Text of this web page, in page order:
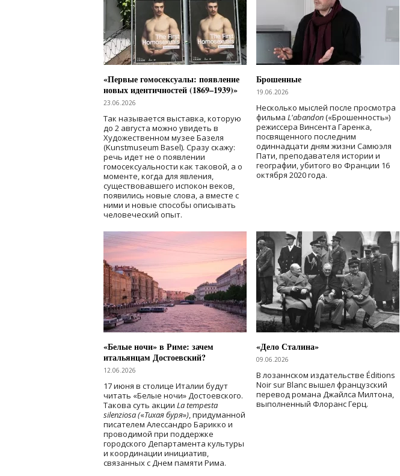
«Первые гомосексуалы: появление
новых идентичностей (1869–1939)»
23.06.2026
Так называется выставка, которую
до 2 августа можно увидеть в
Художественном музее Базеля
(Kunstmuseum Basel). Сразу скажу:
речь идет не о появлении
гомосексуальности как таковой, а о
моменте, когда для явления,
существовавшего испокон веков,
появились новые слова, а вместе с
ними и новые способы описывать
человеческий опыт.
Брошенные
19.06.2026
Несколько мыслей после просмотра
фильма L'abandon(«Брошенность»)
режиссера Винсента Гаренка,
посвященного последним
одиннадцати дням жизни Самюэля
Пати, преподавателя истории и
географии, убитого во Франции 16
октября 2020 года.
«Белые ночи» в Риме: зачем
итальянцам Достоевский?
12.06.2026
17 июня в столице Италии будут
читать «Белые ночи» Достоевского.
Такова суть акции La tempesta
silenziosa («Тихая буря»), придуманной
писателем Алессандро Барикко и
проводимой при поддержке
городского Департамента культуры
и координации инициатив,
связанных с Днем памяти Рима.
«Дело Сталина»
09.06.2026
В лозаннском издательстве Éditions
Noir sur Blanc вышел французский
перевод романа Джайлса Милтона,
выполненный Флоранс Герц.